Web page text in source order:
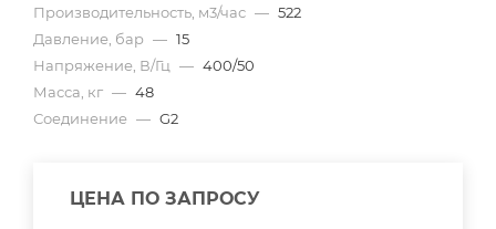
Производительность, м3/час — 522
Давление, бар — 15
Напряжение, В/Гц — 400/50
Масса, кг — 48
Соединение — G2
ЦЕНА ПО ЗАПРОСУ